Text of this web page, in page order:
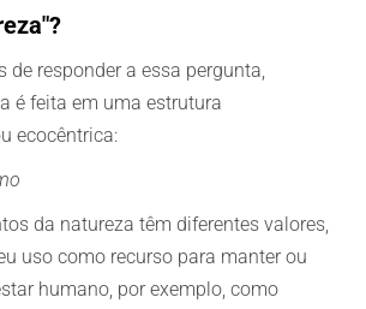
de responder a essa pergunta,
é feita em uma estrutura
ecocêntrica:
da natureza têm diferentes valores,
uso como recurso para manter ou
humano, por exemplo, como